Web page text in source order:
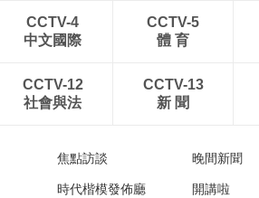
CCTV-4
中文國際
CCTV-5
體 育
CCTV-12
社會與法
CCTV-13
新 聞
焦點訪談 晚間新聞
時代楷模發佈廳 開講啦